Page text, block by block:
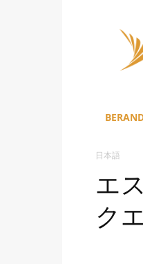
日本語
エ
ク